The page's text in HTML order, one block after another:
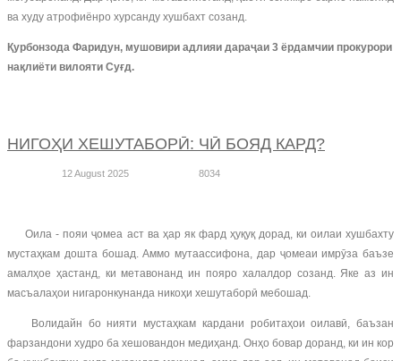
ва худу атрофиёнро хурсанду хушбахт созанд.
Қурбонзода Фаридун, мушовири адлияи дараҷаи 3 ёрдамчии прокурори
нақлиёти вилояти Суғд.
НИГОҲИ ХЕШУТАБОРӢ: ЧӢ БОЯД КАРД?
12 August 2025 8034
Оила - пояи ҷомеа аст ва ҳар як фард ҳуқуқ дорад, ки оилаи хушбахту
мустаҳкам дошта бошад. Аммо мутаассифона, дар ҷомеаи имрӯза баъзе
амалҳое ҳастанд, ки метавонанд ин пояро халалдор созанд. Яке аз ин
масъалаҳои нигаронкунанда никоҳи хешутаборӣ мебошад.
Волидайн бо нияти мустаҳкам кардани робитаҳои оилавӣ, баъзан
фарзандони худро ба хешовандон медиҳанд. Онҳо бовар доранд, ки ин кор